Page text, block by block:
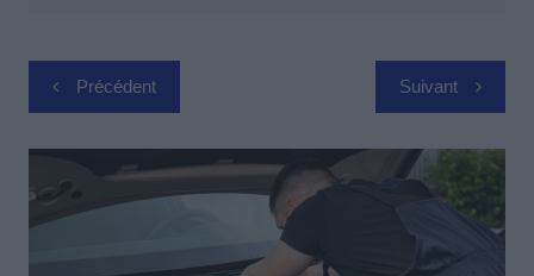
Navigation
de
l’article
Précédent Suivant